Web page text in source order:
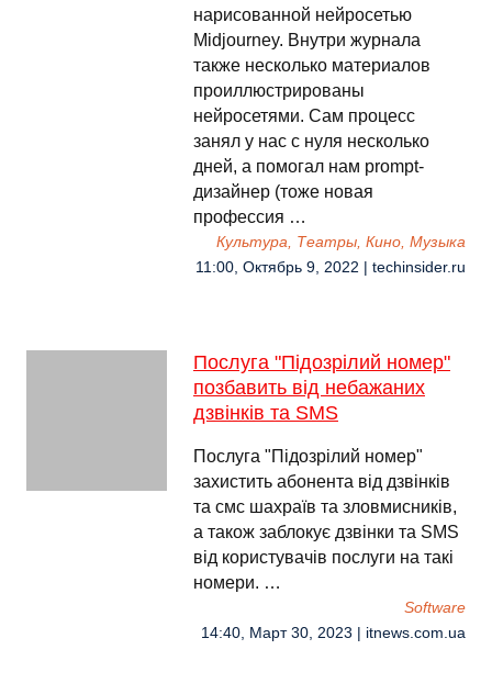
нарисованной нейросетью
Midjourney. Внутри журнала
также несколько материалов
проиллюстрированы
нейросетями. Сам процесс
занял у нас с нуля несколько
дней, а помогал нам prompt-
дизайнер (тоже новая
профессия …
Культура, Театры, Кино, Музыка
11:00, Октябрь 9, 2022 | techinsider.ru
Послуга "Підозрілий номер"
позбавить від небажаних
дзвінків та SMS
Послуга "Підозрілий номер"
захистить абонента від дзвінків
та смс шахраїв та зловмисників,
а також заблокує дзвінки та SMS
від користувачів послуги на такі
номери. …
Software
14:40, Март 30, 2023 | itnews.com.ua